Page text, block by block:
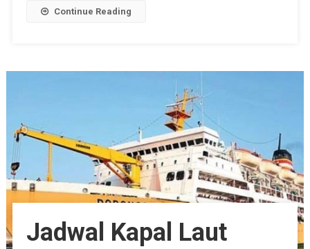
Continue Reading
Jadwal Kapal Laut